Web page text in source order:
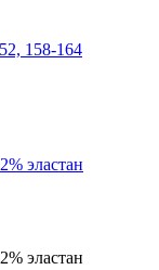
158-164
эластан
эластан